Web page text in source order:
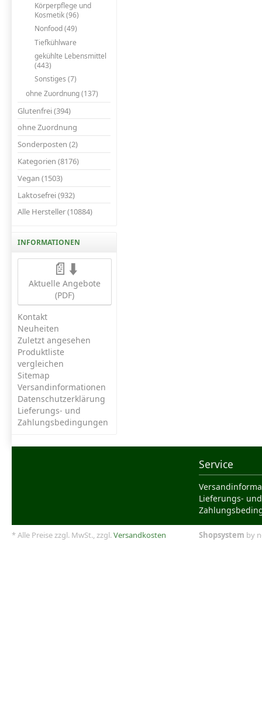
Körperpflege und
Kosmetik (96)
Nonfood (49)
Tiefkühlware
gekühlte Lebensmittel
(443)
Sonstiges (7)
ohne Zuordnung (137)
Glutenfrei (394)
ohne Zuordnung
Sonderposten (2)
Kategorien (8176)
Vegan (1503)
Laktosefrei (932)
Alle Hersteller (10884)
INFORMATIONEN
📄⬇️
Aktuelle Angebote
(PDF)
Kontakt
Neuheiten
Zuletzt angesehen
Produktliste
vergleichen
Sitemap
Versandinformationen
Datenschutzerklärung
Lieferungs- und
Zahlungsbedingungen
Service
Lieferungs- und
* Alle Preise zzgl. MwSt., zzgl.Versandkosten Shopsystem by